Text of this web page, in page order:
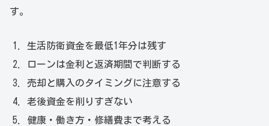
す。
生活防衛資金を最低1年分は残す
ローンは金利と返済期間で判断する
売却と購入のタイミングに注意する
老後資金を削りすぎない
健康・働き方・修繕費まで考える